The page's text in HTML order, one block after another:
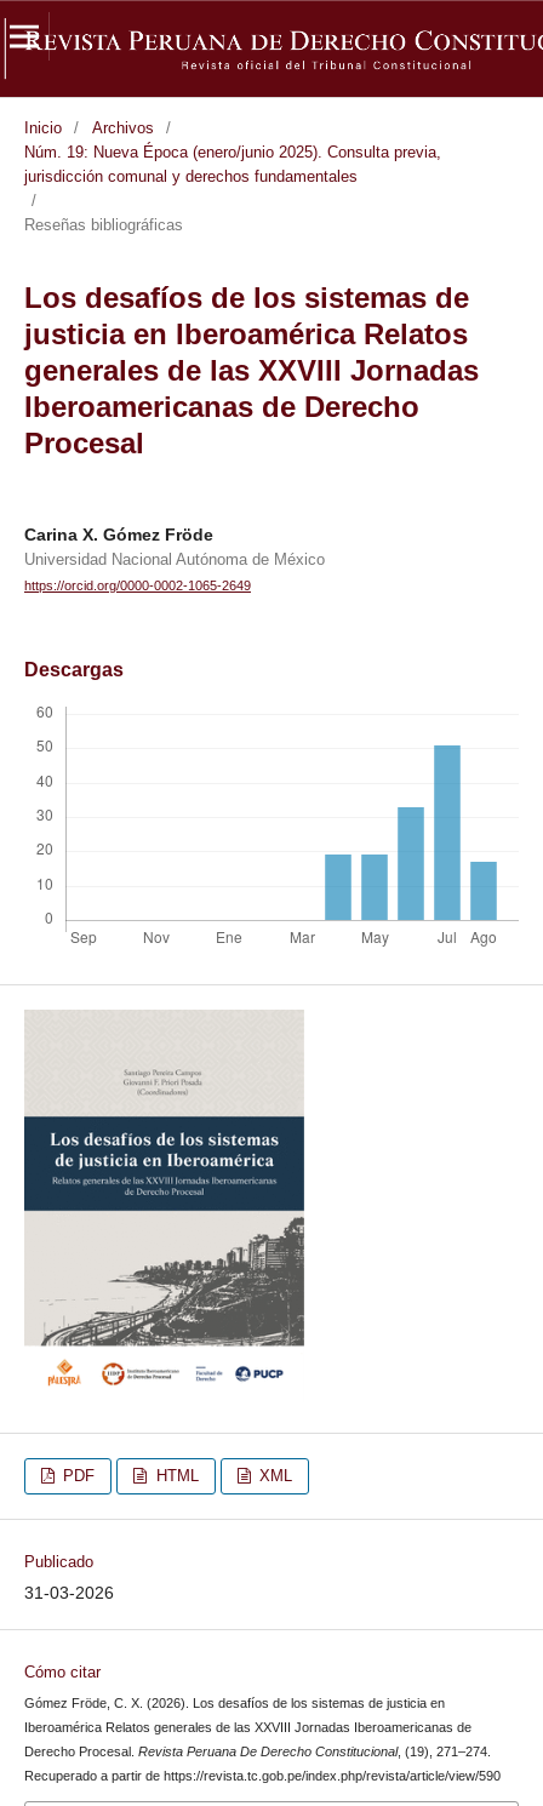
Inicio / Archivos
/
Núm. 19: Nueva Época (enero/junio 2025). Consulta previa,
jurisdicción comunal y derechos fundamentales
/
Reseñas bibliográficas
Los desafíos de los sistemas de
justicia en Iberoamérica Relatos
generales de las XXVIII Jornadas
Iberoamericanas de Derecho
Procesal
Carina X. Gómez Fröde
Universidad Nacional Autónoma de México
https://orcid.org/0000-0002-1065-2649
Descargas
PDF HTML XML
Publicado
31-03-2026
Cómo citar
Gómez Fröde, C. X. (2026). Los desafíos de los sistemas de justicia en
Iberoamérica Relatos generales de las XXVIII Jornadas Iberoamericanas de
Derecho Procesal. Revista Peruana De Derecho Constitucional, (19), 271–274.
Recuperado a partir de https://revista.tc.gob.pe/index.php/revista/article/view/590